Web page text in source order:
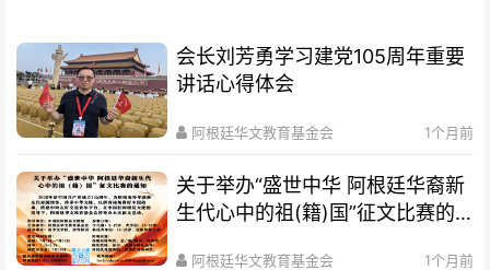
会长刘芳勇学习建党105周年重要
讲话心得体会
阿根廷华文教育基金会 1个月前
关于举办“盛世中华 阿根廷华裔新
生代心中的祖(籍)国”征文比赛的
阿根廷华文教育基金会 1个月前